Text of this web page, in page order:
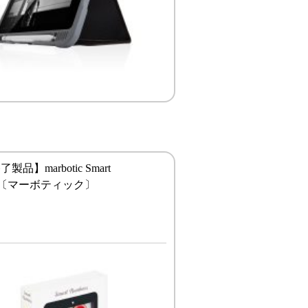
製品】marbotic Smart
マーボティック〕